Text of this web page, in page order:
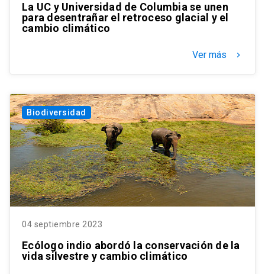
La UC y Universidad de Columbia se unen
para desentrañar el retroceso glacial y el
cambio climático
Ver más keyboard_arrow_right
Biodiversidad
04 septiembre 2023
Ecólogo indio abordó la conservación de la
vida silvestre y cambio climático